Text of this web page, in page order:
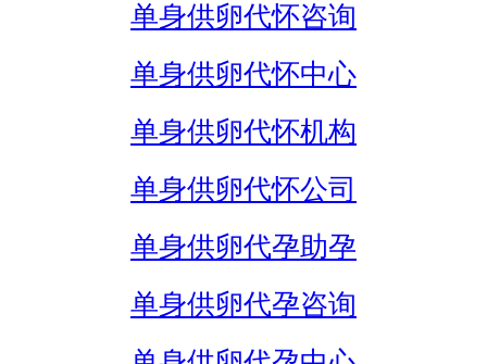
单身供卵代怀咨询
单身供卵代怀中心
单身供卵代怀机构
单身供卵代怀公司
单身供卵代孕助孕
单身供卵代孕咨询